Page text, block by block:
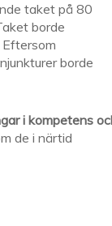
taket på 80
borde
borde
i kompetens
de i närtid